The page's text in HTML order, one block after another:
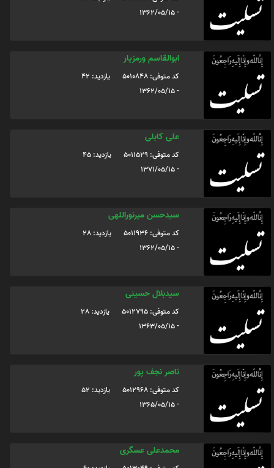
- 1362/05/15
ابوالقاسم ورمزیار
کد متوفی: 5010848
یازدید: 42
- 1362/05/15
علی کابلی
کد متوفی: 5011529
یازدید: 45
- 1371/05/15
سیدحسن میرنوراللهی
کد متوفی: 5011936
یازدید: 28
- 1362/05/15
سیدبلال حسینی
کد متوفی: 5012795
یازدید: 28
- 1363/05/15
ناصر نجف پور
کد متوفی: 5012968
یازدید: 52
- 1365/05/15
محمدعلی عسگری